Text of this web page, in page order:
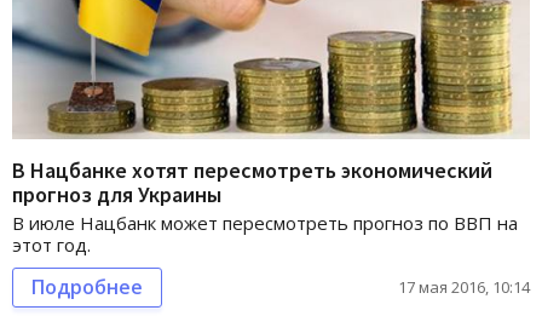
В Нацбанке хотят пересмотреть экономический
прогноз для Украины
В июле Нацбанк может пересмотреть прогноз по ВВП на
этот год.
Подробнее 17 мая 2016, 10:14